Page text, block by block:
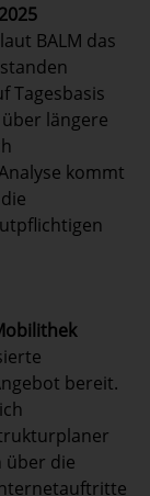
BALM das
Tagesbasis
längere
kommt
bereit.
über die